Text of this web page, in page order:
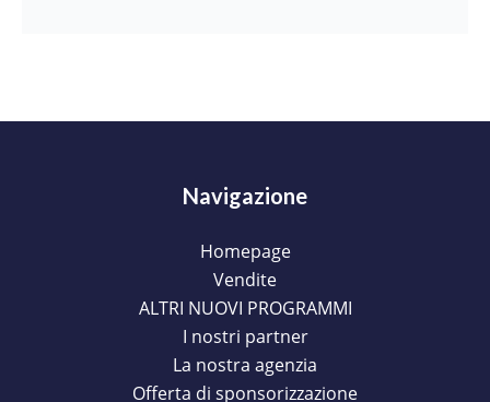
Navigazione
Homepage
Vendite
ALTRI NUOVI PROGRAMMI
I nostri partner
La nostra agenzia
Offerta di sponsorizzazione